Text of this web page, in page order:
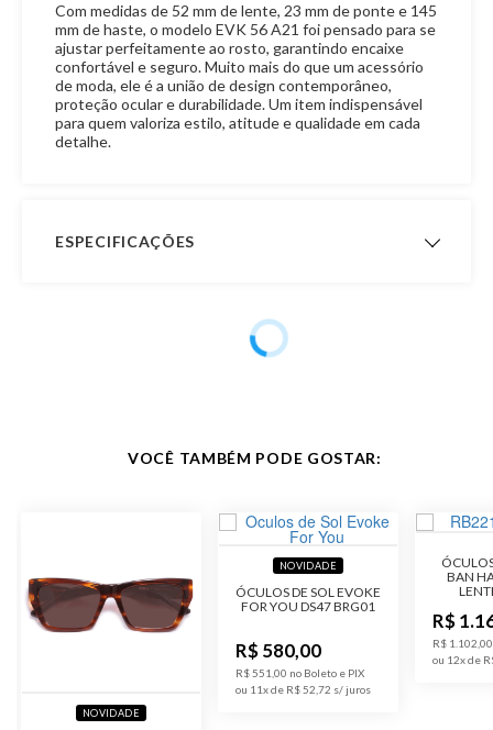
Com medidas de 52 mm de lente, 23 mm de ponte e 145
mm de haste, o modelo EVK 56 A21 foi pensado para se
ajustar perfeitamente ao rosto, garantindo encaixe
confortável e seguro. Muito mais do que um acessório
de moda, ele é a união de design contemporâneo,
proteção ocular e durabilidade. Um item indispensável
para quem valoriza estilo, atitude e qualidade em cada
detalhe.
ESPECIFICAÇÕES
Material da
Armação
Acetato
Quadrada
Cor das Lentes
VOCÊ TAMBÉM PODE GOSTAR:
NOVIDADE
NOVIDADE
ÓCULOS DE SOL EVOKE
FOR YOU DS47 BRG01
R$ 580,00
R$ 551,00 no Boleto e PIX
ou 11x de R$ 52,72
BAN
R$
R$
ou 12x de